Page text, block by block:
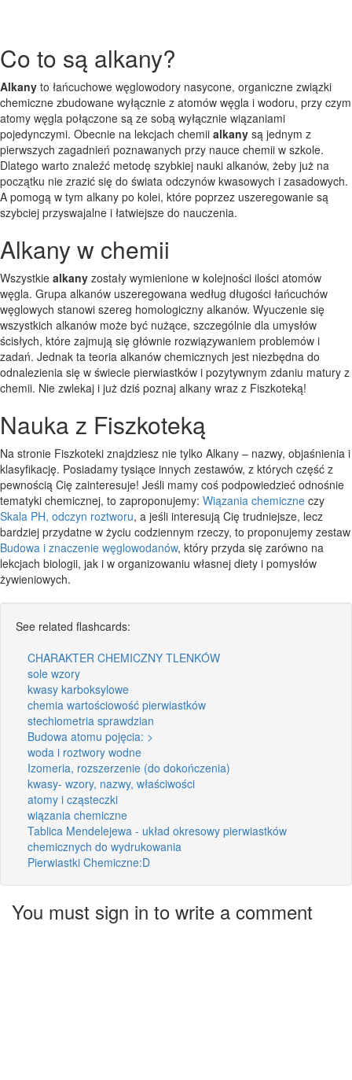
Co to są alkany?
Alkany to łańcuchowe węglowodory nasycone, organiczne związki
chemiczne zbudowane wyłącznie z atomów węgla i wodoru, przy czym
atomy węgla połączone są ze sobą wyłącznie wiązaniami
pojedynczymi. Obecnie na lekcjach chemii alkany są jednym z
pierwszych zagadnień poznawanych przy nauce chemii w szkole.
Dlatego warto znaleźć metodę szybkiej nauki alkanów, żeby już na
początku nie zrazić się do świata odczynów kwasowych i zasadowych.
A pomogą w tym alkany po kolei, które poprzez uszeregowanie są
szybciej przyswajalne i łatwiejsze do nauczenia.
Alkany w chemii
Wszystkie alkany zostały wymienione w kolejności ilości atomów
węgla. Grupa alkanów uszeregowana według długości łańcuchów
węglowych stanowi szereg homologiczny alkanów. Wyuczenie się
wszystkich alkanów może być nużące, szczególnie dla umysłów
ścisłych, które zajmują się głównie rozwiązywaniem problemów i
zadań. Jednak ta teoria alkanów chemicznych jest niezbędna do
odnalezienia się w świecie pierwiastków i pozytywnym zdaniu matury z
chemii. Nie zwlekaj i już dziś poznaj alkany wraz z Fiszkoteką!
Nauka z Fiszkoteką
Na stronie Fiszkoteki znajdziesz nie tylko Alkany – nazwy, objaśnienia i
klasyfikację. Posiadamy tysiące innych zestawów, z których część z
pewnością Cię zainteresuje! Jeśli mamy coś podpowiedzieć odnośnie
tematyki chemicznej, to zaproponujemy: Wiązania chemiczne czy
Skala PH, odczyn roztworu, a jeśli interesują Cię trudniejsze, lecz
bardziej przydatne w życiu codziennym rzeczy, to proponujemy zestaw
Budowa i znaczenie węglowodanów, który przyda się zarówno na
lekcjach biologii, jak i w organizowaniu własnej diety i pomysłów
żywieniowych.
See related flashcards:
CHARAKTER CHEMICZNY TLENKÓW
sole wzory
kwasy karboksylowe
chemia wartościowość pierwiastków
stechiometria sprawdzian
Budowa atomu pojęcia: >
woda i roztwory wodne
Izomeria, rozszerzenie (do dokończenia)
kwasy- wzory, nazwy, właściwości
atomy i cząsteczki
wiązania chemiczne
Tablica Mendelejewa - układ okresowy pierwiastków
chemicznych do wydrukowania
Pierwiastki Chemiczne:D
You must sign in to write a comment